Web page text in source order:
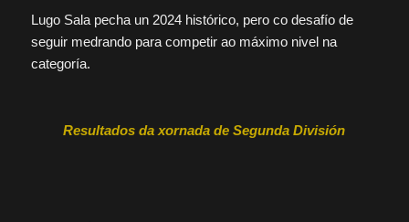
Lugo Sala pecha un 2024 histórico, pero co desafío de
seguir medrando para competir ao máximo nivel na
categoría.
Resultados da xornada de Segunda División